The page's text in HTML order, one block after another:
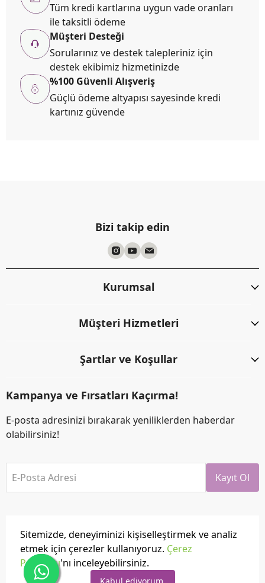
Sitemizde, deneyiminizi kişiselleştirmek ve analiz
etmek için çerezler kullanıyoruz. Çerez
Politikası'nı inceleyebilirsiniz.
Kabul ediyorum.
Tüm kredi kartlarına uygun vade oranları
ile taksitli ödeme
Müşteri Desteği
Sorularınız ve destek talepleriniz için
destek ekibimiz hizmetinizde
%100 Güvenli Alışveriş
Güçlü ödeme altyapısı sayesinde kredi
kartınız güvende
Bizi takip edin
Kurumsal
Müşteri Hizmetleri
Şartlar ve Koşullar
Kampanya ve Fırsatları Kaçırma!
E-posta adresinizi bırakarak yeniliklerden haberdar
olabilirsiniz!
E-Posta Adresi Kayıt Ol
Tüm hakları saklıdır.
Powered by ikas